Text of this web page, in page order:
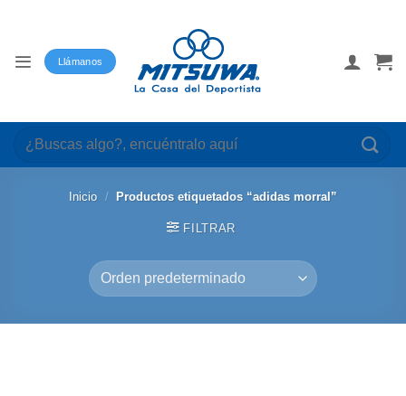
Llámanos
Buscar
por:
Inicio / Productos etiquetados “adidas morral”
FILTRAR